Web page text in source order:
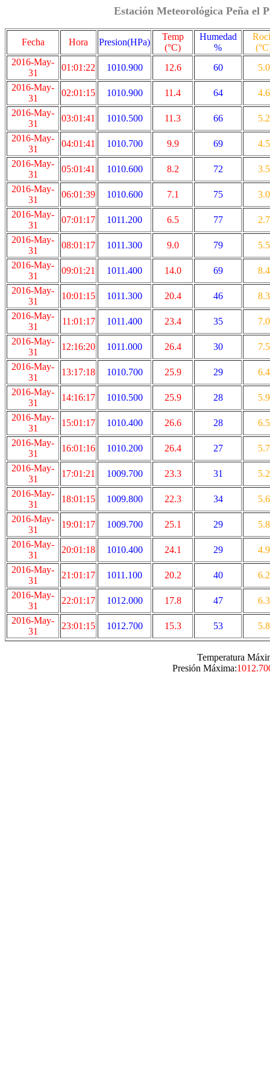
Estación Meteorológica Peña el
Fecha Hora Presion(HPa)
Temp
(°C)
Humedad
%
2016-May-
31
01:01:22 1010.900 12.6 60
5.0
2016-May-
31
02:01:15 1010.900 11.4 64
4.6
2016-May-
31
03:01:41 1010.500 11.3 66
5.2
2016-May-
31
04:01:41 1010.700 9.9 69
4.5
2016-May-
31
05:01:41 1010.600 8.2 72
3.5
2016-May-
31
06:01:39 1010.600 7.1 75
3.0
2016-May-
31
07:01:17 1011.200 6.5 77
2.7
2016-May-
31
08:01:17 1011.300 9.0 79
5.5
2016-May-
31
09:01:21 1011.400 14.0 69
8.4
2016-May-
31
10:01:15 1011.300 20.4 46
8.3
2016-May-
31
11:01:17 1011.400 23.4 35
7.0
2016-May-
31
12:16:20 1011.000 26.4 30
7.5
2016-May-
31
13:17:18 1010.700 25.9 29
6.4
2016-May-
31
14:16:17 1010.500 25.9 28
5.9
2016-May-
31
15:01:17 1010.400 26.6 28
6.5
2016-May-
31
16:01:16 1010.200 26.4 27
5.7
2016-May-
31
17:01:21 1009.700 23.3 31
5.2
2016-May-
31
18:01:15 1009.800 22.3 34
5.6
2016-May-
31
19:01:17 1009.700 25.1 29
5.8
2016-May-
31
20:01:18 1010.400 24.1 29
4.9
2016-May-
31
21:01:17 1011.100 20.2 40
6.2
2016-May-
31
22:01:17 1012.000 17.8 47
6.3
2016-May-
31
23:01:15 1012.700 15.3 53 5.8
Temperatura
Presión Máxima: